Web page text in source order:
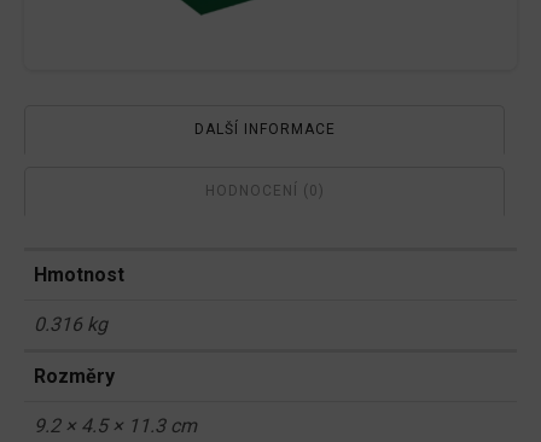
DALŠÍ INFORMACE
HODNOCENÍ (0)
Hmotnost
0.316 kg
Rozměry
9.2 × 4.5 × 11.3 cm